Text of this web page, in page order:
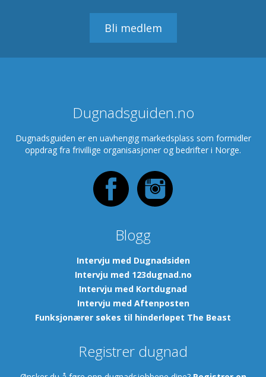
Bli medlem
Dugnadsguiden.no
Dugnadsguiden er en uavhengig markedsplass som formidler
oppdrag fra frivillige organisasjoner og bedrifter i Norge.
Blogg
Intervju med Dugnadsiden
Intervju med 123dugnad.no
Intervju med Kortdugnad
Intervju med Aftenposten
Funksjonærer søkes til hinderløpet The Beast
Registrer dugnad